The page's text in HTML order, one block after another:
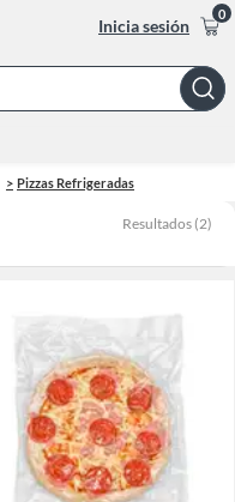
Inicia sesión
0
Bar
Pizzas Refrigeradas
Resultados (2)